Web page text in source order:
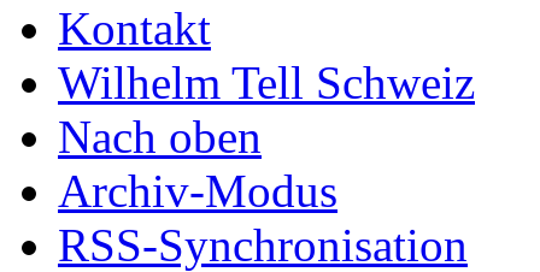
Kontakt
Wilhelm Tell Schweiz
Nach oben
Archiv-Modus
RSS-Synchronisation